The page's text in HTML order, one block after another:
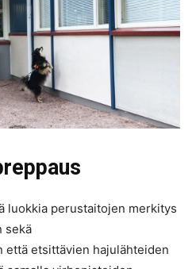
luokkia perustaitojen merkitys
sekä
etsittävien hajulähteiden